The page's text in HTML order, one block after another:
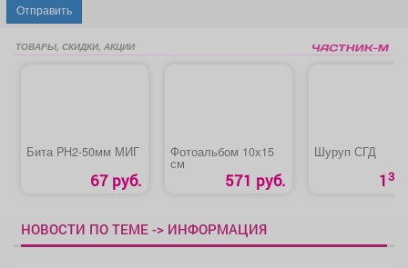
Отправить
ТОВАРЫ, СКИДКИ, АКЦИИ
Бита PH2-50мм МИГ
67 руб.
Фотоальбом 10х15
см
571 руб.
Шуруп СГД
130
НОВОСТИ ПО ТЕМЕ -> ИНФОРМАЦИЯ